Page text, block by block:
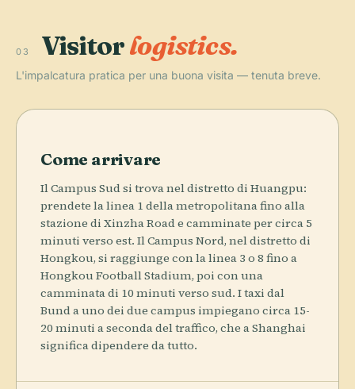
03 Visitorlogistics.
L'impalcatura pratica per una buona visita — tenuta breve.
Come arrivare
Il Campus Sud si trova nel distretto di Huangpu:
prendete la linea 1 della metropolitana fino alla
stazione di Xinzha Road e camminate per circa 5
minuti verso est. Il Campus Nord, nel distretto di
Hongkou, si raggiunge con la linea 3 o 8 fino a
Hongkou Football Stadium, poi con una
camminata di 10 minuti verso sud. I taxi dal
Bund a uno dei due campus impiegano circa 15-
20 minuti a seconda del traffico, che a Shanghai
significa dipendere da tutto.